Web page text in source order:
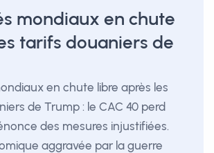
mondiaux en chute
tarifs douaniers de
en chute libre après les
de Trump : le CAC 40 perd
des mesures injustifiées.
aggravée par la guerre